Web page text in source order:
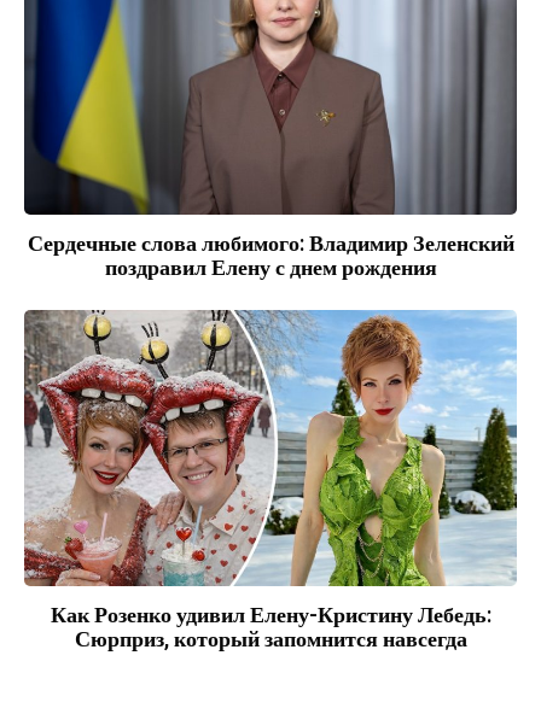
Сердечные слова любимого: Владимир Зеленский
поздравил Елену с днем рождения
Как Розенко удивил Елену-Кристину Лебедь:
Сюрприз, который запомнится навсегда